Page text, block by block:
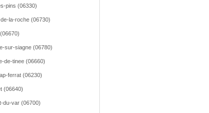
pins (06330)
la-roche (06730)
sur-siagne (06780)
de-tinee (06660)
ferrat (06230)
(06640)
du-var (06700)